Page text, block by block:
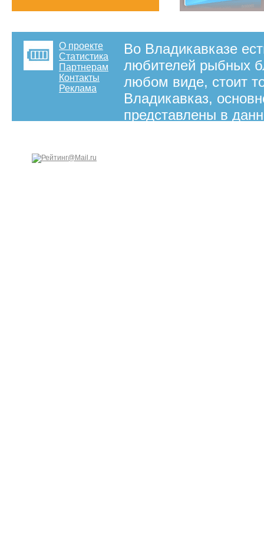
О проекте
Статистика
Партнерам
Контакты
Реклама
Во Владикавказе
любителей рыбных
любом виде, стоит
Владикавказ,
представлены в